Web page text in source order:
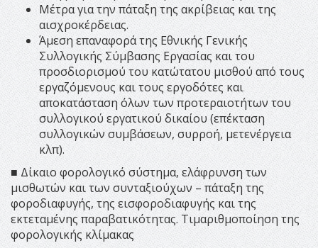
Μέτρα για την πάταξη της ακρίβειας και της
αισχροκέρδειας.
Άμεση επαναφορά της Εθνικής Γενικής
Συλλογικής Σύμβασης Εργασίας και του
προσδιορισμού του κατώτατου μισθού από τους
εργαζόμενους και τους εργοδότες και
αποκατάσταση όλων των προτεραιοτήτων του
συλλογικού εργατικού δικαίου (επέκταση
συλλογικών συμβάσεων, συρροή, μετενέργεια
κλπ).
■ Δίκαιο φορολογικό σύστημα, ελάφρυνση των
μισθωτών και των συνταξιούχων – πάταξη της
φοροδιαφυγής, της εισφοροδιαφυγής και της
εκτεταμένης παραβατικότητας. Τιμαριθμοποίηση της
φορολογικής κλίμακας